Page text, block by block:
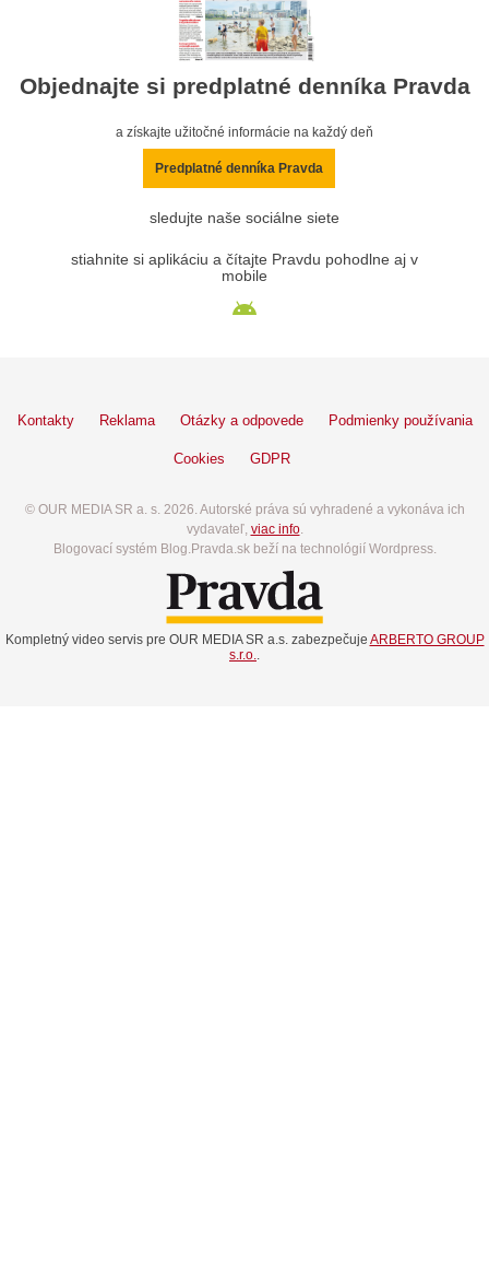
Objednajte si predplatné denníka Pravda
a získajte užitočné informácie na každý deň
Predplatné denníka Pravda
sledujte naše sociálne siete
stiahnite si aplikáciu a čítajte Pravdu pohodlne aj v
mobile
Kontakty Reklama Otázky a odpovede Podmienky používania
Cookies GDPR
© OUR MEDIA SR a. s. 2026. Autorské práva sú vyhradené a vykonáva ich
vydavateľ, viac info.
Blogovací systém Blog.Pravda.sk beží na technológií Wordpress.
Kompletný video servis pre OUR MEDIA SR a.s. zabezpečuje ARBERTO GROUP
s.r.o.